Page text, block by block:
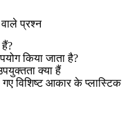
प्रश्न
हैं?
किया जाता है?
क्या हैं
विशिष्ट आकार के प्लास्टिक